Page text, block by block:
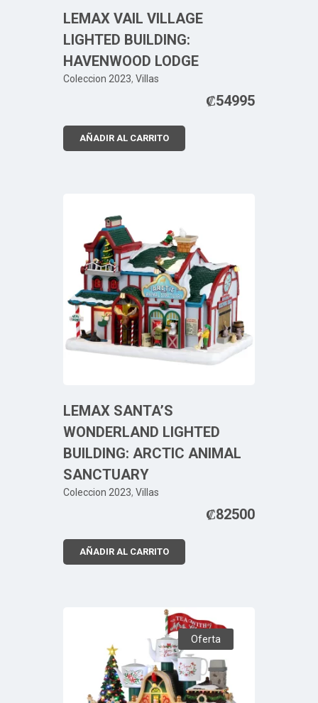
LEMAX VAIL VILLAGE
LIGHTED BUILDING:
HAVENWOOD LODGE
Coleccion 2023, Villas
₡54995
AÑADIR AL CARRITO
LEMAX SANTA’S
WONDERLAND LIGHTED
BUILDING: ARCTIC ANIMAL
SANCTUARY
Coleccion 2023, Villas
₡82500
AÑADIR AL CARRITO
Oferta